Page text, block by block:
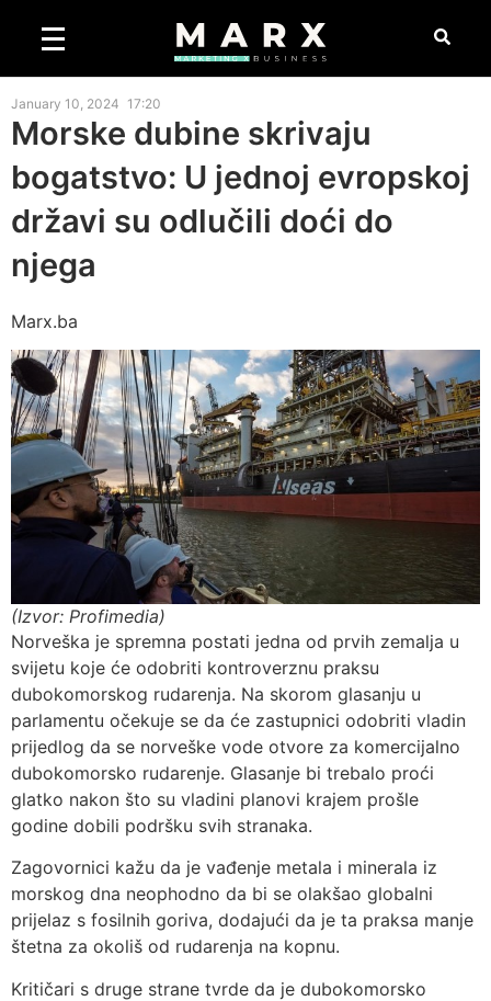
January 10, 2024 17:20
Morske dubine skrivaju
bogatstvo: U jednoj evropskoj
državi su odlučili doći do
njega
Marx.ba
(Izvor: Profimedia)
Norveška je spremna postati jedna od prvih zemalja u
svijetu koje će odobriti kontroverznu praksu
dubokomorskog rudarenja. Na skorom glasanju u
parlamentu očekuje se da će zastupnici odobriti vladin
prijedlog da se norveške vode otvore za komercijalno
dubokomorsko rudarenje. Glasanje bi trebalo proći
glatko nakon što su vladini planovi krajem prošle
godine dobili podršku svih stranaka.
Zagovornici kažu da je vađenje metala i minerala iz
morskog dna neophodno da bi se olakšao globalni
prijelaz s fosilnih goriva, dodajući da je ta praksa manje
štetna za okoliš od rudarenja na kopnu.
Kritičari s druge strane tvrde da je dubokomorsko